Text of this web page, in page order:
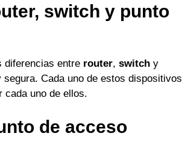
switch y punto
diferencias entre router, switch y
Cada uno de estos dispositivos
cada uno de ellos.
de acceso